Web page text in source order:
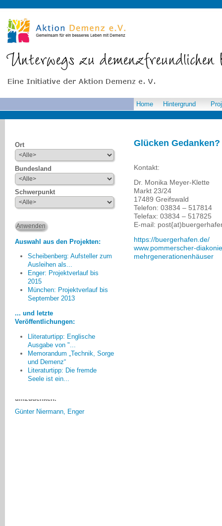
Glücken
Kontakt:
Dr. Monika Meyer-Klette
Markt 23/24
17489 Greifswald
Telefon: 03834 – 517814
Telefax: 03834 – 517825
E-mail:
https://buergerhafen.de/
www.pommerscher-
mehrgenerationenhäuser
Home Hintergrund
Ort
Bundesland
Schwerpunkt
Auswahl aus den Projekten:
Scheibenberg: Aufsteller zum
Ausleihen als...
Enger: Projektverlauf bis
2015
München: Projektverlauf bis
September 2013
... und letzte
Veröffentlichungen:
Lliteraturtipp: Englische
Ausgabe von "...
Memorandum „Technik, Sorge
und Demenz“
Literaturtipp: Die fremde
Seele ist ein...
Nicht nur die angesprochenen
Institutionen sondern auch die
geöffnet, indem sie uns auf der
Straße im Vorübergehen
ansprechen und vor allem Mut
zusprechen, so weiterzumachen.
Wir stellten fest: das Thema ist in
der Stadt angekommen, denn man
hatte auch den Mut, an
verschiedenen Stellen